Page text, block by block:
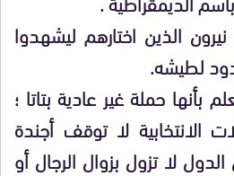
الذين اختارهم ليشهدوا
لطيشه.
حملة غير عادية بتاتا ؛
الانتخابية لا توقف أجندة
الدول لا تزول بزوال الرجال أو